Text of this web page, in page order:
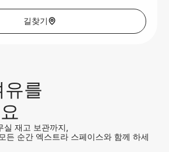
무료 이용
길찾기
유를
재고 보관까지,
든 순간 엑스트라 스페이스와 함께 하세